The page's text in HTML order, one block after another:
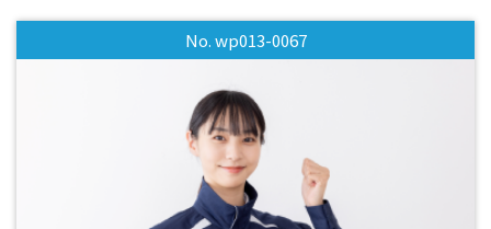
No. wp013-0067